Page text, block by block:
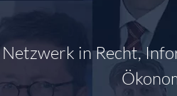
in Recht,